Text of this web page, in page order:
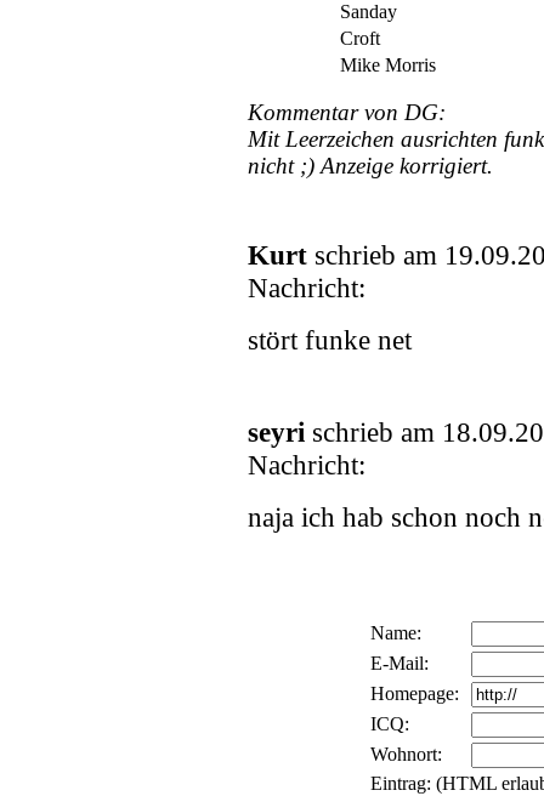
Sanday
Croft
Mike Morris
Kommentar von DG:
Mit Leerzeichen ausrichten
nicht ;) Anzeige korrigiert.
Kurt schrieb am
Nachricht:
stört funke net
seyri schrieb am
Nachricht:
naja ich hab schon noch
Name:
E-Mail:
Homepage:
ICQ:
Wohnort:
Eintrag: (HTML